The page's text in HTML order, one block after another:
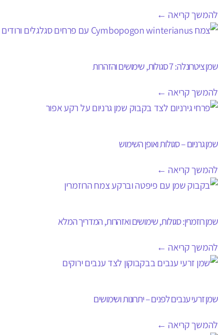
להמשך קריאה ←
שמן ציטרונלה: 7 סגולות, שימושים והזהרות
להמשך קריאה ←
שמן גרניום – סגולות ואופן השימוש
להמשך קריאה ←
שמן רוזמרין: סגולות, שימושים ואזהרות, המדריך המלא
להמשך קריאה ←
שמן זרעי ענבים לפנים – יתרונות ושימושים
להמשך קריאה ←